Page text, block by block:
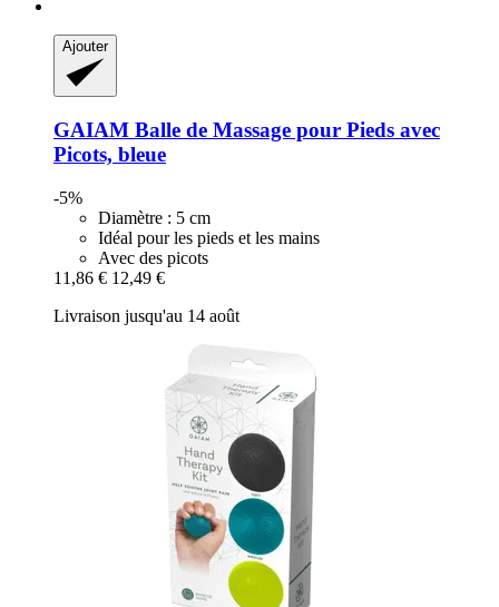
Ajouter
GAIAM Balle de Massage pour Pieds avec
Picots, bleue
-5%
Diamètre : 5 cm
Idéal pour les pieds et les mains
Avec des picots
11,86 € 12,49 €
Livraison jusqu'au 14 août